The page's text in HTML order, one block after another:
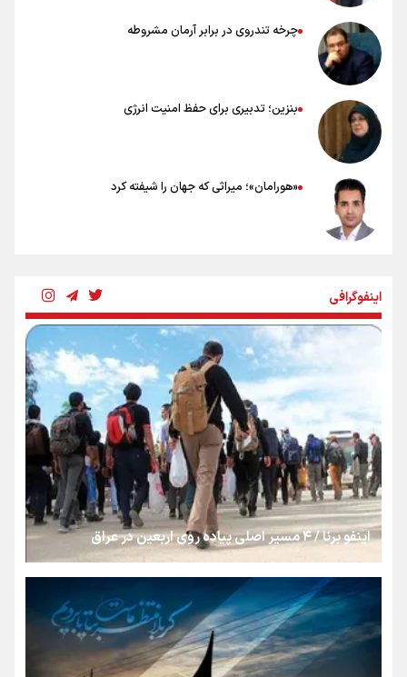
چرخه تندروی در برابر آرمان مشروطه
بنزین؛ تدبیری برای حفظ امنیت انرژی
«هورامان»؛ میراثی که جهان را شیفته کرد
رسانه ملی و حق مردم برای شنیدن صدای رئیس‌جمهوری
روایت ایران از کنار مردم
از طلوع خیابان‌ها تا غروب اشک
جمله‌ای که بغض چهارماهه را شکست؛ «آهای مردم، آقا از
تهران رفتند»
سه حسرتی که به دلم ماند
اینفوگرافی
اینفو برنا / ۴ مسیر اصلی پیاده روی اربعین در عراق